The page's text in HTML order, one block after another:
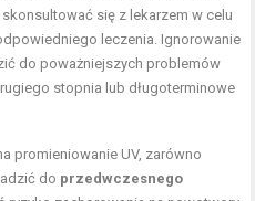
się z lekarzem w celu
leczenia. Ignorowanie
do poważniejszych problemów
stopnia lub długoterminowe
promieniowanie UV, zarówno
do przedwczesnego